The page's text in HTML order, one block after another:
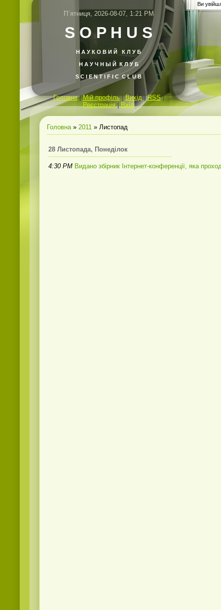
П`ятниця, 2026-08-07, 1:21 PM
S O P H U S
Н А У К О В И Й К Л У Б
Н А У Ч Н Ы Й К Л У Б
S C I E N T I F I C C L U B
Головна|Мій профіль|Вихід|RSS|
Реєстрація|Вхід
Ви
Головна» 2011 » Листопад
28 Листопада, Понеділок
4:30 PM Видано збірник Інтернет-конференції, яка